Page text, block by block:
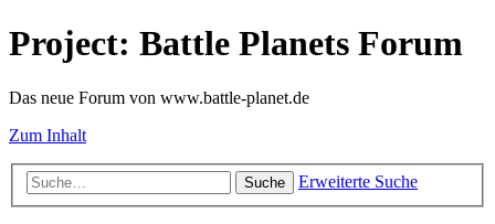
Project: Battle Planets Forum
Das neue Forum von www.battle-planet.de
Zum Inhalt
Suche Erweiterte Suche